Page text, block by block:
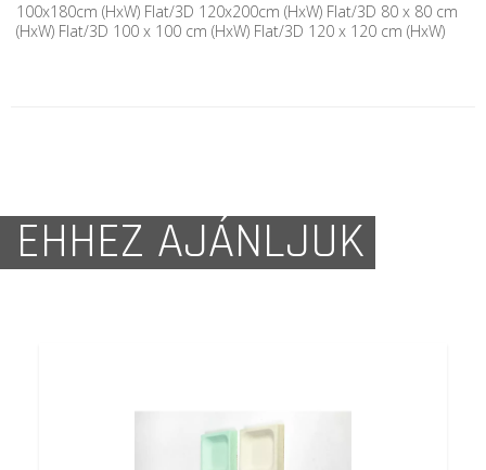
100x180cm (HxW) Flat/3D 120x200cm (HxW) Flat/3D 80 x 80 cm
(HxW) Flat/3D 100 x 100 cm (HxW) Flat/3D 120 x 120 cm (HxW)
EHHEZ AJÁNLJUK